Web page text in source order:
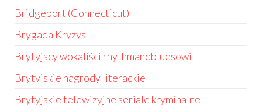
Bridgeport (Connecticut)
Brygada Kryzys
Brytyjscy wokaliści rhythmandbluesowi
Brytyjskie nagrody literackie
Brytyjskie telewizyjne seriale kryminalne